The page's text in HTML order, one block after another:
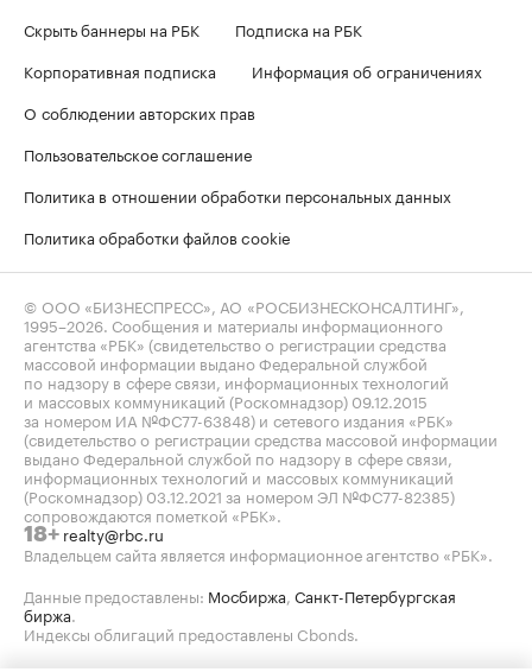
Скрыть баннеры на РБК
Подписка на РБК
Корпоративная подписка
Информация об ограничениях
О соблюдении авторских прав
Пользовательское соглашение
Политика в отношении обработки персональных данных
Политика обработки файлов cookie
© ООО «БИЗНЕСПРЕСС», АО «РОСБИЗНЕСКОНСАЛТИНГ»,
1995–2026 . Сообщения и материалы информационного
агентства «РБК» (свидетельство о регистрации средства
массовой информации выдано Федеральной службой
по надзору в сфере связи, информационных технологий
и массовых коммуникаций (Роскомнадзор) 09.12.2015
за номером ИА №ФС77-63848) и сетевого издания «РБК»
(свидетельство о регистрации средства массовой информации
выдано Федеральной службой по надзору в сфере связи,
информационных технологий и массовых коммуникаций
(Роскомнадзор) 03.12.2021 за номером ЭЛ №ФС77-82385)
сопровождаются пометкой «РБК».
18+ realty@rbc.ru
Владельцем сайта является информационное агентство «РБК».
Данные предоставлены: Мосбиржа Санкт-Петербургская
биржа
Индексы облигаций предоставлены Cbonds.